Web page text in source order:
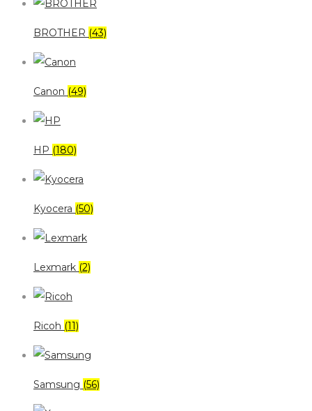
BROTHER (43)
Canon (49)
HP (180)
Kyocera (50)
Lexmark (2)
Ricoh (11)
Samsung (56)